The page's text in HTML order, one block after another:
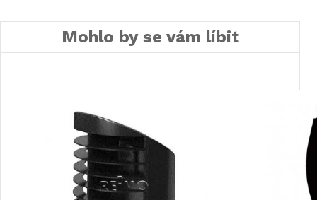
Mohlo by se vám líbit